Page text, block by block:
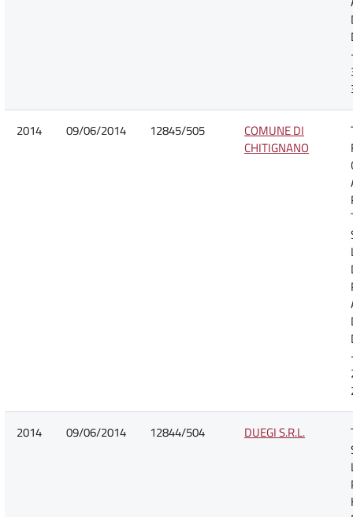
2014 09/06/2014 12845/505
COMUNE DI
CHITIGNANO
2014 09/06/2014 12844/504 DUEGI S.R.L.